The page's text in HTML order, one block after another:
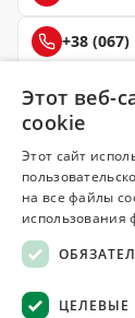
+38 (067)
+38 (050)
©
Все
Этот веб-
cookie
Этот сайт
на все файлы
использования
ЦЕЛЕВЫЕ